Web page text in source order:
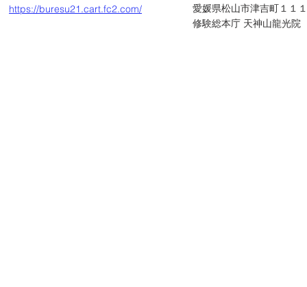
https://buresu21.cart.fc2.com/
愛媛県松山市津吉町１１１
​修験総本庁 天神山龍光院